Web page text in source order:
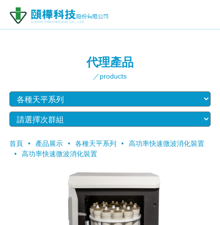
代理產品
／products
首頁 產品展示 各種天平系列
高功率快速微波消化裝置
高功率快速微波消化裝置